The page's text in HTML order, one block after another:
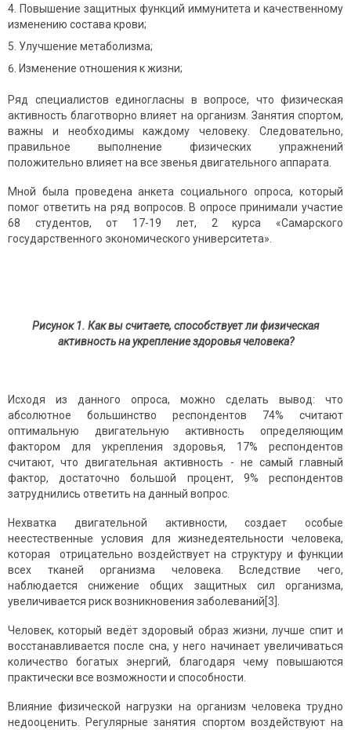
Повышение защитных функций иммунитета и качественному
изменению состава крови;
Улучшение метаболизма;
Изменение отношения к жизни;
Ряд специалистов единогласны в вопросе, что физическая
активность благотворно влияет на организм. Занятия спортом,
важны и необходимы каждому человеку. Следовательно,
правильное выполнение физических упражнений
положительно влияет на все звенья двигательного аппарата.
Мной была проведена анкета социального опроса, который
помог ответить на ряд вопросов. В опросе принимали участие
68 студентов, от 17-19 лет, 2 курса «Самарского
государственного экономического университета».
Рисунок 1. Как вы считаете, способствует ли физическая
активность на укрепление здоровья человека?
Исходя из данного опроса, можно сделать вывод: что
абсолютное большинство респондентов 74% считают
оптимальную двигательную активность определяющим
фактором для укрепления здоровья, 17% респондентов
считают, что двигательная активность - не самый главный
фактор, достаточно большой процент, 9% респондентов
затруднились ответить на данный вопрос.
Нехватка двигательной активности, создает особые
неестественные условия для жизнедеятельности человека,
которая отрицательно воздействует на структуру и функции
всех тканей организма человека. Вследствие чего,
наблюдается снижение общих защитных сил организма,
увеличивается риск возникновения заболеваний[3].
Человек, который ведёт здоровый образ жизни, лучше спит и
восстанавливается после сна, у него начинает увеличиваться
количество богатых энергий, благодаря чему повышаются
практически все возможности и способности.
Влияние физической нагрузки на организм человека трудно
недооценить. Регулярные занятия спортом воздействуют на